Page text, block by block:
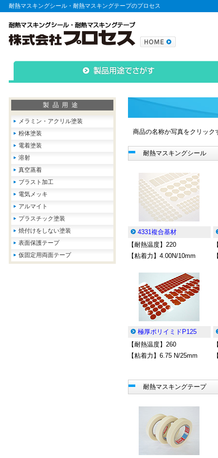
耐熱マスキングシール・耐熱マスキングテープのプロセス
製品用途
メラミン・アクリル塗装
粉体塗装
電着塗装
溶射
真空蒸着
ブラスト加工
電気メッキ
アルマイト
プラスチック塗装
焼付けをしない塗装
表面保護テープ
仮固定用両面テープ
商品の名称か写真をクリック
耐熱マスキングシール
4331複合基材
【耐熱温度】220
【粘着力】4.00N/10mm
極厚ポリイミドP125
【耐熱温度】260
【粘着力】6.75 N/25mm
耐熱マスキングテープ